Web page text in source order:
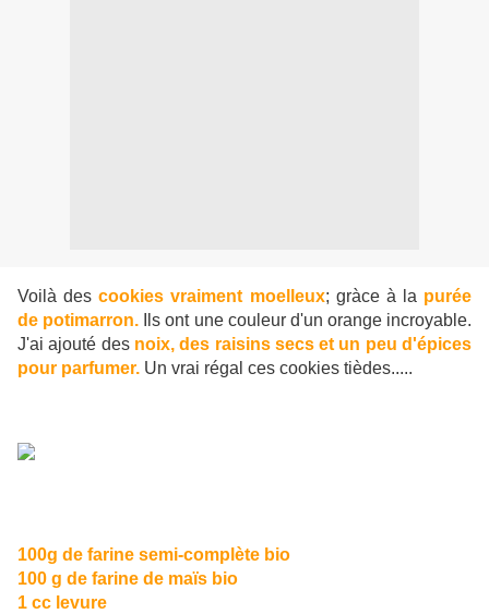
Voilà descookies vraiment moelleux; gràce à la purée
de potimarron. Ils ont une couleur d'un orange incroyable.
J'ai ajouté des noix, des raisins secs et un peu d'épices
pour parfumer. Un vrai régal ces cookies tièdes.....
100g de farine semi-complète bio
100 g de farine de maïs bio
1 cc levure